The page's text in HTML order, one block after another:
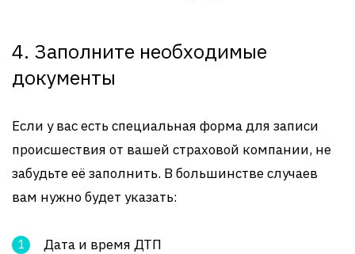
4. Заполните необходимые
документы
Если у вас есть специальная форма для записи
происшествия от вашей страховой компании, не
забудьте её заполнить. В большинстве случаев
вам нужно будет указать:
Дата и время ДТП